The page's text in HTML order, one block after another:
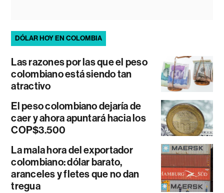
DÓLAR HOY EN COLOMBIA
Las razones por las que el peso
colombiano está siendo tan
atractivo
El peso colombiano dejaría de
caer y ahora apuntará hacia los
COP$3.500
La mala hora del exportador
colombiano: dólar barato,
aranceles y fletes que no dan
tregua